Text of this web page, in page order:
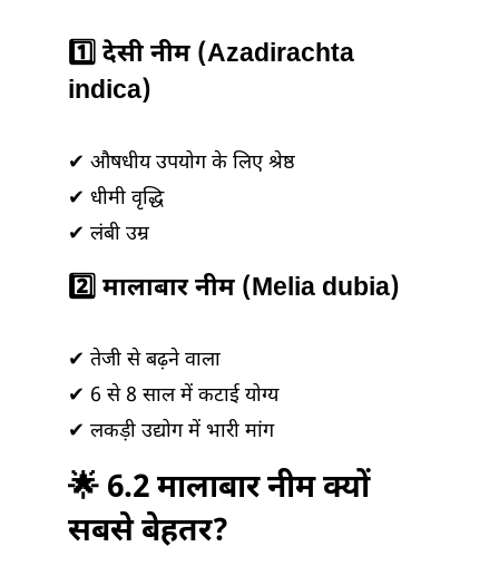
1️⃣ देसी नीम (Azadirachta
indica)
✔ औषधीय उपयोग के लिए श्रेष्ठ
✔ धीमी वृद्धि
✔ लंबी उम्र
2️⃣ मालाबार नीम (Melia dubia)
✔ तेजी से बढ़ने वाला
✔ 6 से 8 साल में कटाई योग्य
✔ लकड़ी उद्योग में भारी मांग
🌟 6.2 मालाबार नीम क्यों
सबसे बेहतर?